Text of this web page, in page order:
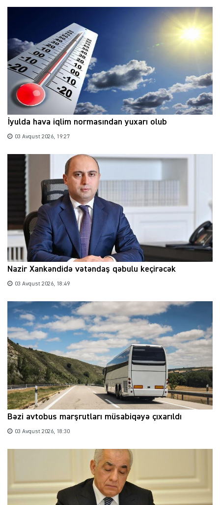
İyulda hava iqlim normasından yuxarı olub
03 Avqust 2026, 19:27
Nazir Xankəndidə vətəndaş qəbulu keçirəcək
03 Avqust 2026, 18:49
Bəzi avtobus marşrutları müsabiqəyə çıxarıldı
03 Avqust 2026, 18:30